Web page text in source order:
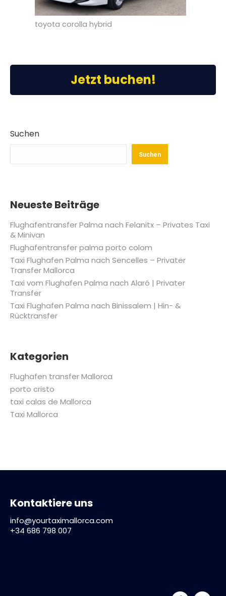
toyota corolla hybrid
Jetzt buchen!
Suchen
Suchen
Neueste Beiträge
Flughafentransfer Palma nach Felanitx – Privates Taxi
& Minivan
Flughafentransfer palma porto colom
Taxi Flughafen Palma nach Sencelles – Privater
Transfer Mallorca
Taxi vom Flughafen Palma nach Alaró | Privater
Transfer
Taxi Flughafen Palma nach Binissalem | Hin- &
Rücktransfer
Kategorien
Flughafen transfer Mallorca
porto cristo
taxi calas de Mallorca
Taxi Mallorca
Kontaktiere uns
info@yourtaximallorca.com
+34 686 798 007